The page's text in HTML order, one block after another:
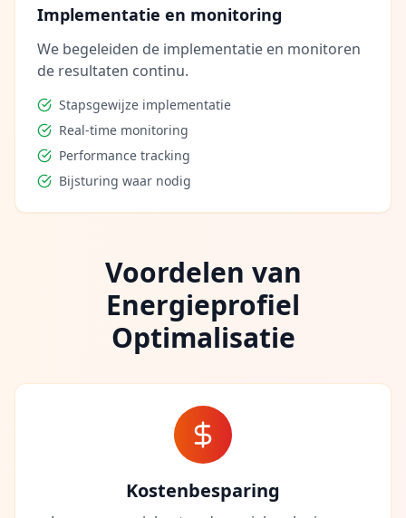
Implementatie en monitoring
We begeleiden de implementatie en monitoren
de resultaten continu.
Stapsgewijze implementatie
Real-time monitoring
Performance tracking
Bijsturing waar nodig
Voordelen van
Energieprofiel
Optimalisatie
Kostenbesparing